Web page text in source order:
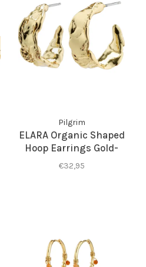
Pilgrim
ELARA Organic Shaped
Hoop Earrings Gold-
Plated
€32,95